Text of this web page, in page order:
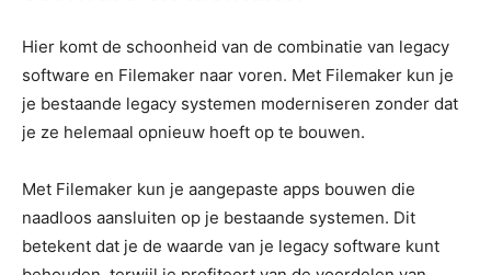
Hier komt de schoonheid van de combinatie van legacy
software en Filemaker naar voren. Met Filemaker kun je
je bestaande legacy systemen moderniseren zonder dat
je ze helemaal opnieuw hoeft op te bouwen.
Met Filemaker kun je aangepaste apps bouwen die
naadloos aansluiten op je bestaande systemen. Dit
betekent dat je de waarde van je legacy software kunt